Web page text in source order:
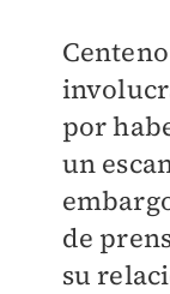
por
un
de
su